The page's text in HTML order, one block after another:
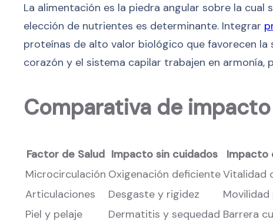
La alimentación es la piedra angular sobre la
elección de nutrientes es determinante. Integrar
proteínas de alto valor biológico que favorecen la
corazón y el sistema capilar trabajen en
Comparativa de
Factor de Salud Impacto sin cuidados
Impacto
Microcirculación Oxigenación deficienteVitalidad
Articulaciones
Desgaste y rigidez
Piel y pelaje
Dermatitis y sequedad Barrera